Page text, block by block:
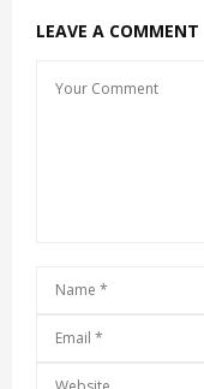
LEAVE A COMMENT